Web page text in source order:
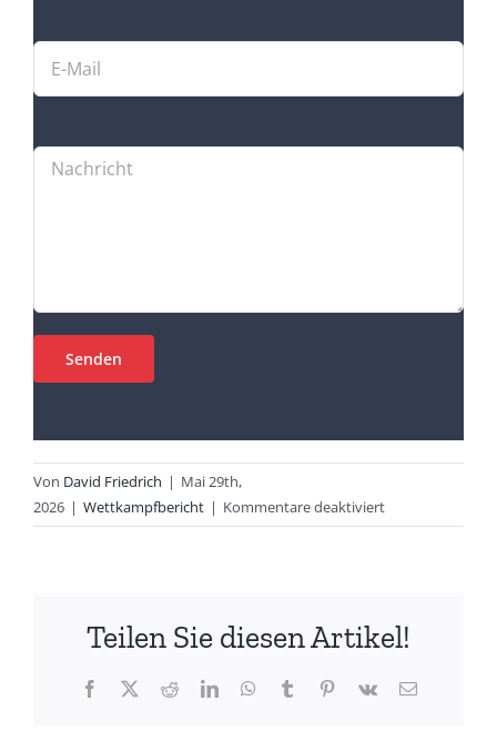
Von David Friedrich | Mai 29th,
2026 | Wettkampfbericht | Kommentare deaktiviertfür
Bundesliga-
kommenden
Teilen Sie diesen Artikel!
Facebook
X RedditLinkedInWhatsApp
TumblrPinterest
Vk
E-